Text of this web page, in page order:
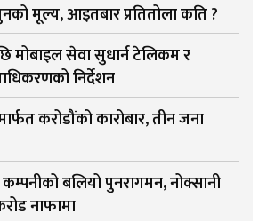
मूल्य, आइतबार प्रतितोला कति ?
मोबाइल सेवा सुधार्न टेलिकम र
निर्देशन
करोडौंको कारोबार, तीन जना
बलियो पुनरागमन, नोक्सानी
नाफामा